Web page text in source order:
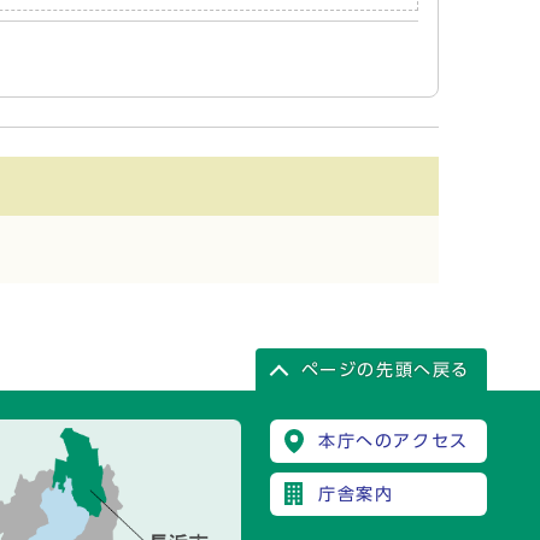
ページの先頭へ戻る
本庁へのアクセス
庁舎案内